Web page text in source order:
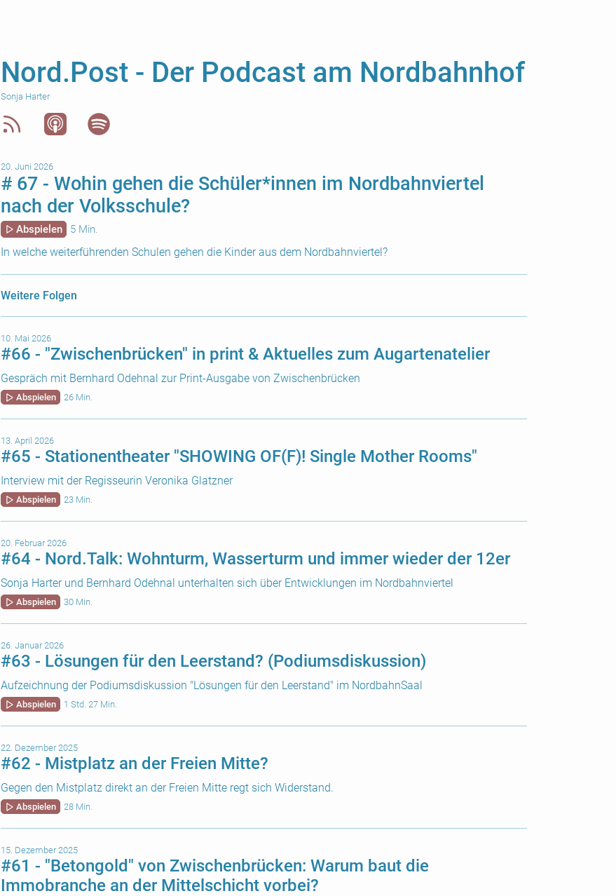
Nord.Post - Der Podcast am Nordbahnhof
Sonja Harter
20. Juni 2026
# 67 - Wohin gehen die Schüler*innen im Nordbahnviertel
nach der Volksschule?
Abspielen 5 Min.
In welche weiterführenden Schulen gehen die Kinder aus dem Nordbahnviertel?
Weitere Folgen
10. Mai 2026
#66 - "Zwischenbrücken" in print & Aktuelles zum Augartenatelier
Gespräch mit Bernhard Odehnal zur Print-Ausgabe von Zwischenbrücken
Abspielen 26 Min.
13. April 2026
#65 - Stationentheater "SHOWING OF(F)! Single Mother Rooms"
Interview mit der Regisseurin Veronika Glatzner
Abspielen 23 Min.
20. Februar 2026
#64 - Nord.Talk: Wohnturm, Wasserturm und immer wieder der 12er
Sonja Harter und Bernhard Odehnal unterhalten sich über Entwicklungen im Nordbahnviertel
Abspielen 30 Min.
26. Januar 2026
#63 - Lösungen für den Leerstand? (Podiumsdiskussion)
Aufzeichnung der Podiumsdiskussion "Lösungen für den Leerstand" im NordbahnSaal
Abspielen 1 Std. 27 Min.
22. Dezember 2025
#62 - Mistplatz an der Freien Mitte?
Gegen den Mistplatz direkt an der Freien Mitte regt sich Widerstand.
Abspielen 28 Min.
15. Dezember 2025
#61 - "Betongold" von Zwischenbrücken: Warum baut die
Immobranche an der Mittelschicht vorbei?